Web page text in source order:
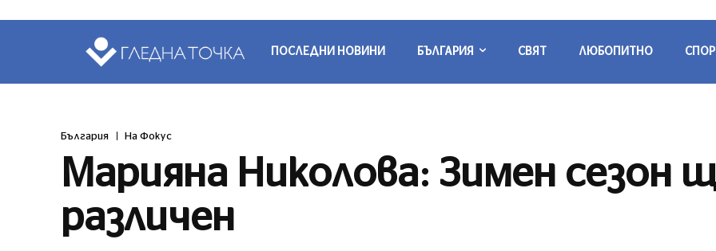
ПОСЛЕДНИ НОВИНИ БЪЛГАРИЯ СВЯТ ЛЮБОПИТНО СПОРТ
България На Фокус
Марияна Николова: Зимен сезон
различен